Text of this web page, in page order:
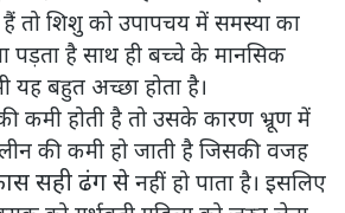
तो शिशु को उपापचय में समस्या का
पड़ता है साथ ही बच्चे के मानसिक
यह बहुत अच्छा होता है।
कमी होती है तो उसके कारण भ्रूण में
की कमी हो जाती है जिसकी वजह
सही ढंग से नहीं हो पाता है। इसलिए